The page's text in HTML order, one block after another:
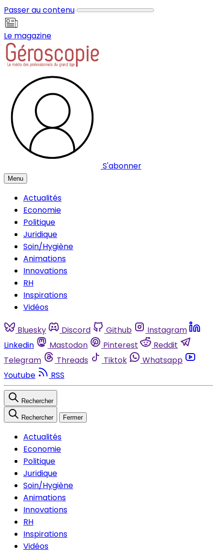
Passer au contenu
Le magazine
S'abonner
Menu
Actualités
Economie
Politique
Juridique
Soin/Hygiène
Animations
Innovations
RH
Inspirations
Vidéos
Bluesky Discord Github
Instagram
Linkedin
Mastodon Pinterest
Reddit
Telegram
Threads Tiktok
Whatsapp
Youtube
RSS
Rechercher
Rechercher Fermer
Actualités
Economie
Politique
Juridique
Soin/Hygiène
Animations
Innovations
RH
Inspirations
Vidéos
Panneau de gestion des cookies